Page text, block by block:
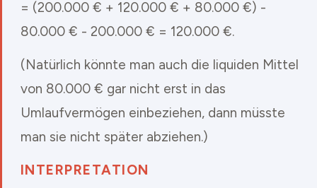
= (200.000 € + 120.000 € + 80.000 €) -
80.000 € - 200.000 € = 120.000 €.
(Natürlich könnte man auch die liquiden Mittel
von 80.000 € gar nicht erst in das
Umlaufvermögen einbeziehen, dann müsste
man sie nicht später abziehen.)
INTERPRETATION